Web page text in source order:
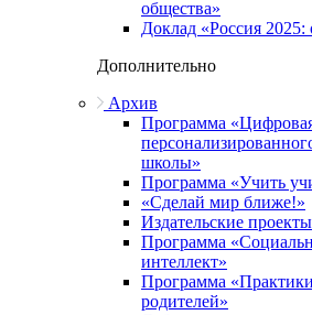
общества»
Доклад «Россия 2025:
Дополнительно
Архив
Программа
школы»
Программа «Учить
«Сделай мир ближе!»
Издательские проекты
Программа
интеллект»
Программа
родителей»